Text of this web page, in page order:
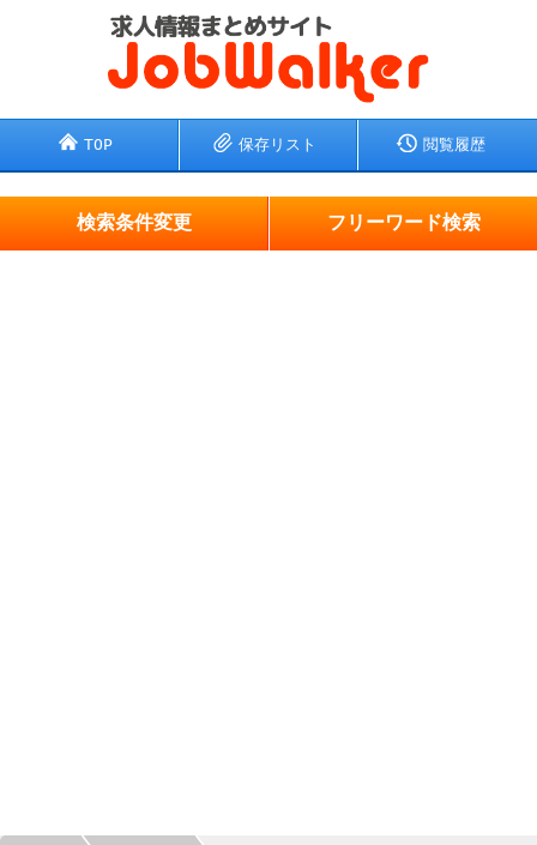
TOP 保存リスト 閲覧履歴
検索条件変更 フリーワード検索